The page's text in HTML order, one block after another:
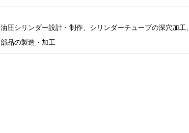
油圧シリンダー設計・制作、シリンダーチューブの深穴加
部品の製造・加工